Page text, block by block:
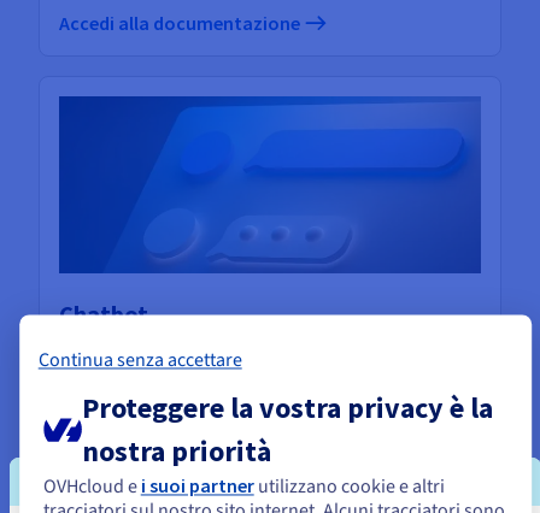
Accedi alla documentazione
Chatbot
Il nostro assistente virtuale è disponibile 24/7 per
rispondere alle tue domande e guidarti nell'utilizzo
dei tuoi servizi.
Contattaci
Continua senza accettare
Proteggere la vostra privacy è la
nostra priorità
OVHcloud ei suoi partnerutilizzano cookie e altri